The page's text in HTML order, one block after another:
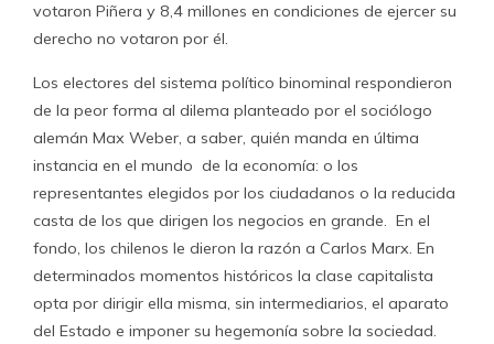
votaron Piñera y 8,4 millones en condiciones de ejercer su
derecho no votaron por él.
Los electores del sistema político binominal respondieron
de la peor forma al dilema planteado por el sociólogo
alemán Max Weber, a saber, quién manda en última
instancia en el mundo de la economía: o los
representantes elegidos por los ciudadanos o la reducida
casta de los que dirigen los negocios en grande. En el
fondo, los chilenos le dieron la razón a Carlos Marx. En
determinados momentos históricos la clase capitalista
opta por dirigir ella misma, sin intermediarios, el aparato
del Estado e imponer su hegemonía sobre la sociedad.